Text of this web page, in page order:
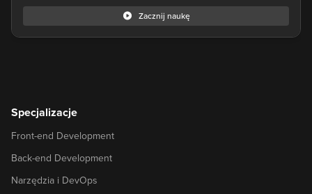
Zacznij naukę
Specjalizacje
Front-end Development
Back-end Development
Narzędzia i DevOps